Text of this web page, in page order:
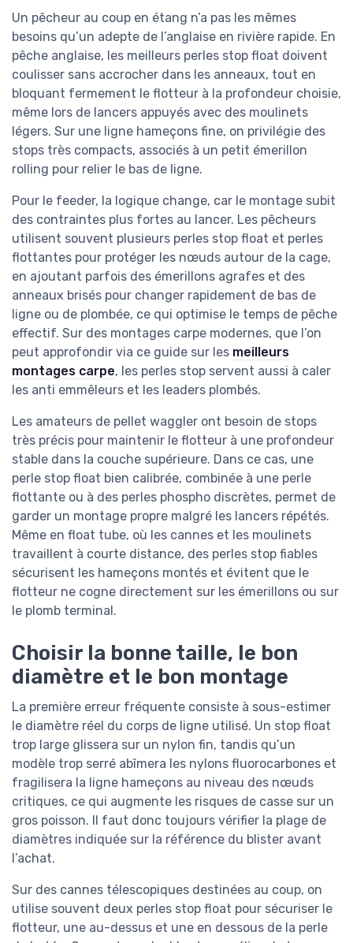
Un pêcheur au coup en étang n’a pas les mêmes
besoins qu’un adepte de l’anglaise en rivière rapide. En
pêche anglaise, les meilleurs perles stop float doivent
coulisser sans accrocher dans les anneaux, tout en
bloquant fermement le flotteur à la profondeur choisie,
même lors de lancers appuyés avec des moulinets
légers. Sur une ligne hameçons fine, on privilégie des
stops très compacts, associés à un petit émerillon
rolling pour relier le bas de ligne.
Pour le feeder, la logique change, car le montage subit
des contraintes plus fortes au lancer. Les pêcheurs
utilisent souvent plusieurs perles stop float et perles
flottantes pour protéger les nœuds autour de la cage,
en ajoutant parfois des émerillons agrafes et des
anneaux brisés pour changer rapidement de bas de
ligne ou de plombée, ce qui optimise le temps de pêche
effectif. Sur des montages carpe modernes, que l’on
peut approfondir via ce guide sur les meilleurs
montages carpe, les perles stop servent aussi à caler
les anti emmêleurs et les leaders plombés.
Les amateurs de pellet waggler ont besoin de stops
très précis pour maintenir le flotteur à une profondeur
stable dans la couche supérieure. Dans ce cas, une
perle stop float bien calibrée, combinée à une perle
flottante ou à des perles phospho discrètes, permet de
garder un montage propre malgré les lancers répétés.
Même en float tube, où les cannes et les moulinets
travaillent à courte distance, des perles stop fiables
sécurisent les hameçons montés et évitent que le
flotteur ne cogne directement sur les émerillons ou sur
le plomb terminal.
Choisir la bonne taille, le bon
diamètre et le bon montage
La première erreur fréquente consiste à sous-estimer
le diamètre réel du corps de ligne utilisé. Un stop float
trop large glissera sur un nylon fin, tandis qu’un
modèle trop serré abîmera les nylons fluorocarbones et
fragilisera la ligne hameçons au niveau des nœuds
critiques, ce qui augmente les risques de casse sur un
gros poisson. Il faut donc toujours vérifier la plage de
diamètres indiquée sur la référence du blister avant
l’achat.
Sur des cannes télescopiques destinées au coup, on
utilise souvent deux perles stop float pour sécuriser le
flotteur, une au-dessus et une en dessous de la perle